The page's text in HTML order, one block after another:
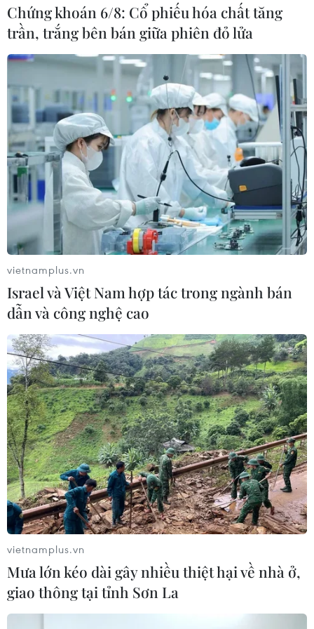
Hàn Quốc: Hơn 50% số ca nhiễm bệnh liên
quan giáo phái Shincheonji
Tính đến cùng ngày, 329 người (54,7%) trong số 602 ca
được xác nhận nhiễm bệnh, có liên quan đến các thành
viên của giáo phái Shincheonji và những người đã tiếp
xúc gần với họ.
Chứng khoán 6/8: Cổ phiếu hóa chất tăng
trần, trắng bên bán giữa phiên đỏ lửa
vietnamplus.vn
Israel và Việt Nam hợp tác trong ngành bán
dẫn và công nghệ cao
vietnamplus.vn
Mưa lớn kéo dài gây nhiều thiệt hại về nhà ở,
giao thông tại tỉnh Sơn La